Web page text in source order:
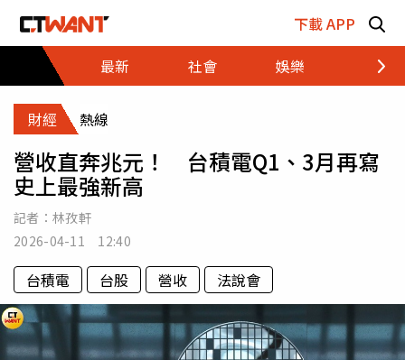
下載 APP
最新
社會 娛樂 財經
財經 熱線
營收直奔兆元！ 台積電Q1、3月再寫
史上最強新高
記者： 林孜軒
2026-04-11 12:40
台積電 台股 營收 法說會